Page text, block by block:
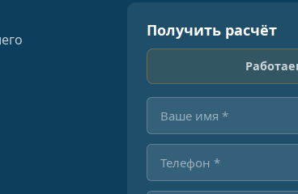
Получить расчёт